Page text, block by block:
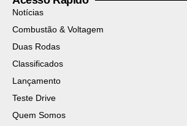
Notícias
Combustão & Voltagem
Duas Rodas
Classificados
Lançamento
Teste Drive
Quem Somos